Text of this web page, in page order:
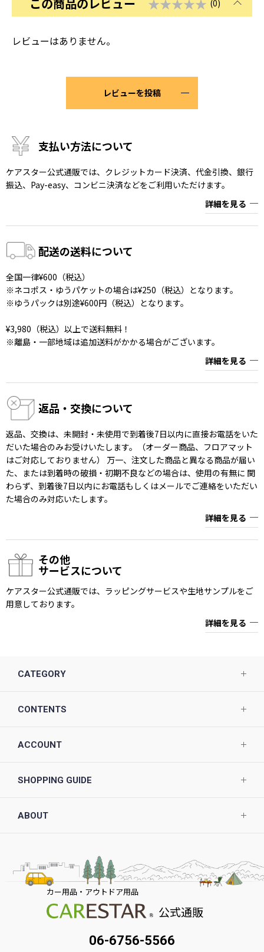
★★★★★ (0)
レビューはありません。
レビューを投稿
支払い方法について
ケアスター公式通販では、クレジットカード決済、代金引換、銀行
振込、Pay-easy、コンビニ決済などをご利用いただけます。
詳細を見る
配送の送料について
全国一律¥600（税込）
※ネコポス・ゆうパケットの場合は¥250（税込）となります。
※ゆうパックは別途¥600円（税込）となります。
¥3,980（税込）以上で送料無料！
※離島・一部地域は追加送料がかかる場合がございます。
詳細を見る
返品・交換について
返品、交換は、未開封・未使用で到着後7日以内に直接お電話をいた
だいた場合のみお受けいたします。（オーダー商品、フロアマット
はご対応しておりません） 万一、注文した商品と異なる商品が届い
た、または到着時の破損・初期不良などの場合は、使用の有無に 関
わらず、到着後7日以内にお電話もしくはメールでご連絡をいただい
た場合のみ対応いたします。
詳細を見る
その他
サービスについて
ケアスター公式通販では、ラッピングサービスや生地サンプルをご
用意しております。
詳細を見る
CATEGORY
CONTENTS
ACCOUNT
SHOPPING GUIDE
ABOUT
カー用品・アウトドア用品
公式通販
06-6756-5566